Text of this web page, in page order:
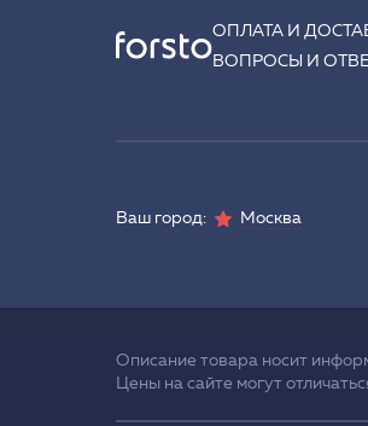
ОПЛАТА И
ВОПРОСЫ И
Ваш город: Москва
Описание товара носит
Цены на сайте могут